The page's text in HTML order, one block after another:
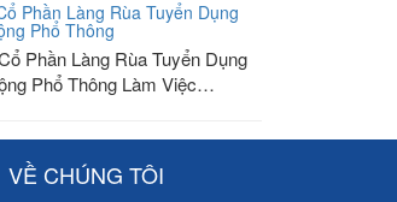
Phần Làng Rùa Tuyển Dụng
Phổ Thông
Phần Làng Rùa Tuyển Dụng
Phổ Thông Làm Việc…
VỀ CHÚNG TÔI